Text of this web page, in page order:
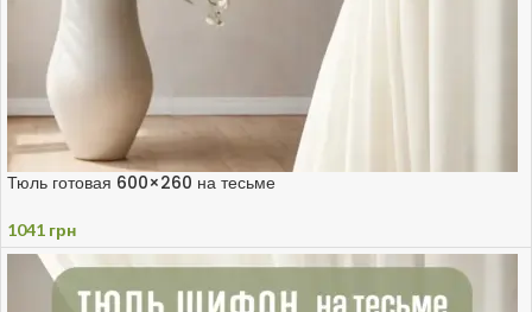
Тюль готовая 600×260 на тесьме
1041 грн